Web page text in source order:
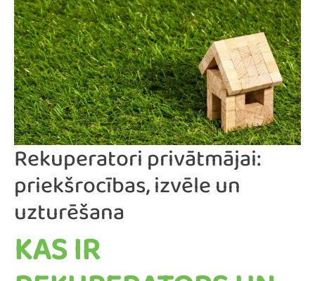
Rekuperatori privātmājai:
priekšrocības, izvēle un
uzturēšana
KAS IR